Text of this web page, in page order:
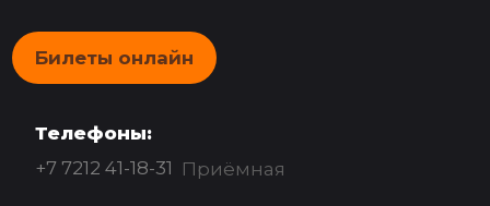
Билеты онлайн
Телефоны:
+7 7212 41-18-31 Приёмная